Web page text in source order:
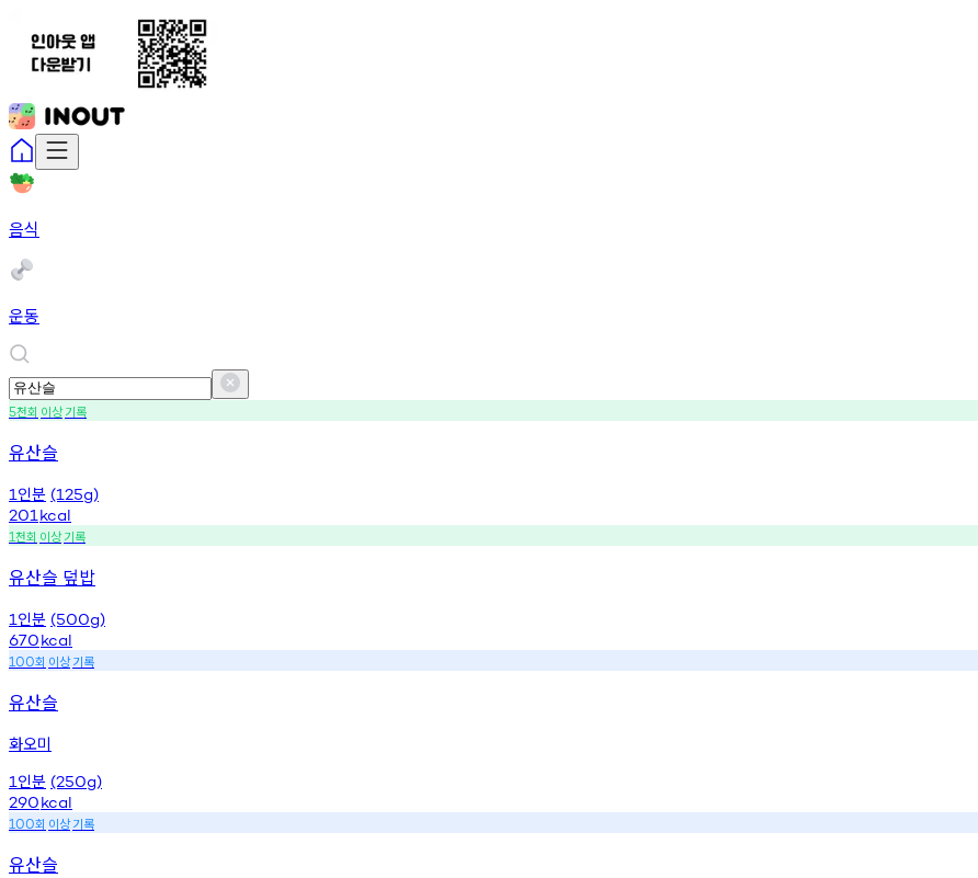
음식
운동
5천회 이상기록
유산슬
1 인분 (125g)
201 kcal
1천회 이상기록
유산슬 덮밥
1 인분 (500g)
670kcal
100회 이상기록
유산슬
화오미
1 인분 (250g)
290kcal
100회 이상기록
유산슬